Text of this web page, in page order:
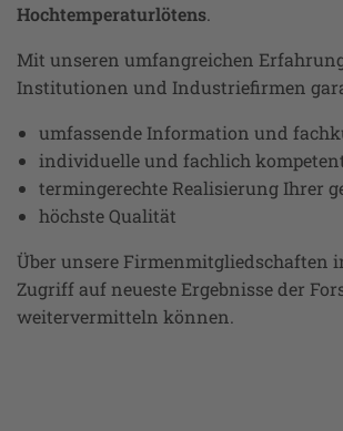
Hochtemperaturlötens.
Mit unseren umfangreichen
Institutionen und Industriefirmen
umfassende Information und
individuelle und fachlich
termingerechte Realisierung Ihrer
höchste Qualität
Über unsere Firmenmitgliedschaften
Zugriff auf neueste Ergebnisse der
weitervermitteln können.